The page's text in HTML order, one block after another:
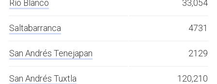
Río Blanco 33,054
Saltabarranca 4731
San Andrés Tenejapan 2129
San Andrés Tuxtla 120,210